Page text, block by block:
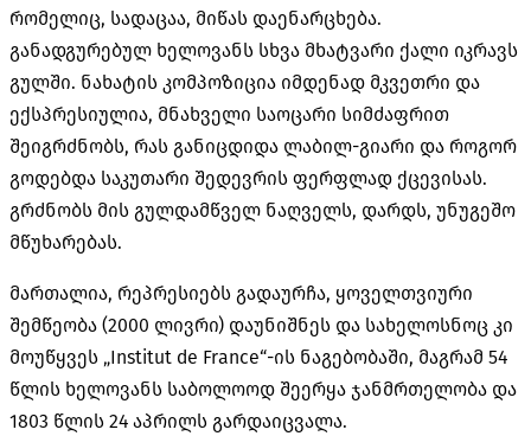
რომელიც, სადაცაა, მიწას დაენარცხება.
განადგურებულ ხელოვანს სხვა მხატვარი ქალი იკრავს
გულში. ნახატის კომპოზიცია იმდენად მკვეთრი და
ექსპრესიულია, მნახველი საოცარი სიმძაფრით
შეიგრძნობს, რას განიცდიდა ლაბილ-გიარი და როგორ
გოდებდა საკუთარი შედევრის ფერფლად ქცევისას.
გრძნობს მის გულდამწველ ნაღველს, დარდს, უნუგეშო
მწუხარებას.
მართალია, რეპრესიებს გადაურჩა, ყოველთვიური
შემწეობა (2000 ლივრი) დაუნიშნეს და სახელოსნოც კი
მოუწყვეს „Institut de France“-ის ნაგებობაში, მაგრამ 54
წლის ხელოვანს საბოლოოდ შეერყა ჯანმრთელობა და
1803 წლის 24 აპრილს გარდაიცვალა.